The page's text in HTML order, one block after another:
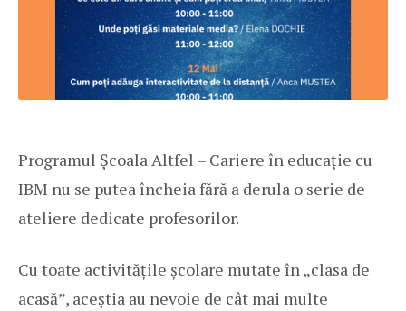
Programul Școala Altfel – Cariere în educație cu
IBM nu se putea încheia fără a derula o serie de
ateliere dedicate profesorilor.
Cu toate activitățile școlare mutate în „clasa de
acasă”, aceștia au nevoie de cât mai multe